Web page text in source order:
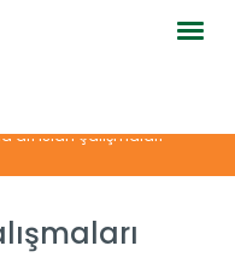
arı ıslah çalışmaları